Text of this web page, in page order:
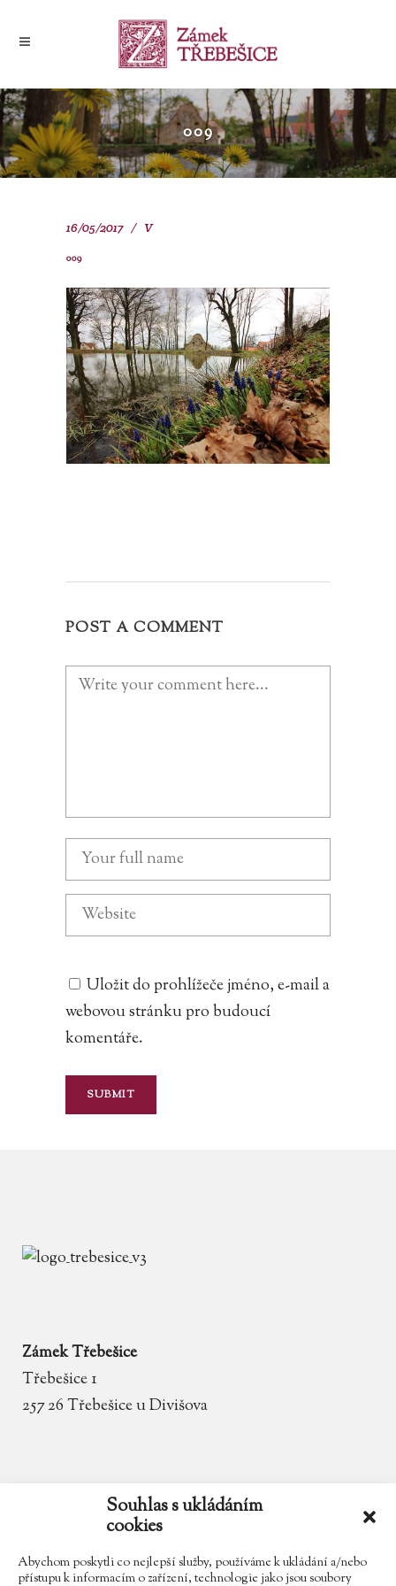
Souhlas s ukládáním
cookies
Abychom poskytli co nejlepší služby, používáme k ukládání a/nebo
přístupu k informacím o zařízení, technologie jako jsou soubory
009
16/05/2017 V
009
POST A COMMENT
Uložit do prohlížeče jméno, e-mail a
webovou stránku pro budoucí
komentáře.
Zámek Třebešice
Třebešice 1
257 26 Třebešice u Divišova
zamek.trebesice@volny.cz
602 354 467